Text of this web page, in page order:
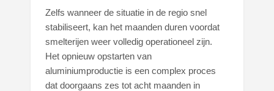
Zelfs wanneer de situatie in de regio snel
stabiliseert, kan het maanden duren voordat
smelterijen weer volledig operationeel zijn.
Het opnieuw opstarten van
aluminiumproductie is een complex proces
dat doorgaans zes tot acht maanden in